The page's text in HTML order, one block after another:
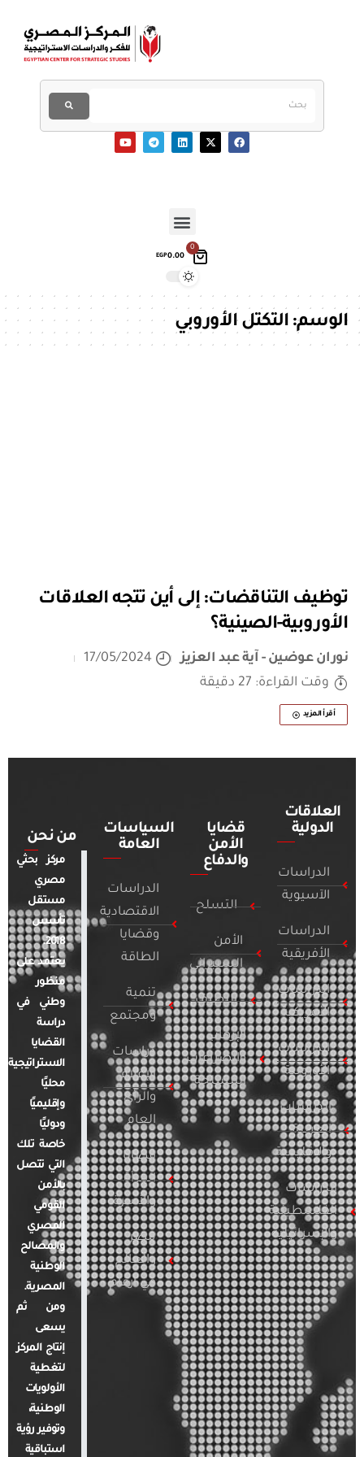
0
EGP0.00
الوسم:التكتل الأوروبي
توظيف التناقضات: إلى أين تتجه العلاقات
الأوروبية-الصينية؟
نوران عوضين - آية عبد العزيز
17/05/2024
وقت القراءة: 27 دقيقة
أقرأ المزيد
العلاقات
الدولية
الدراسات
الآسيوية
الدراسات
الأفريقية
الدراسات
الأمريكية
الدراسات
الأوروبية
الدراسات
العربية
والإقليمية
الدراسات
الفلسطينية
والإسرائيلية
قضايا
الأمن
والدفاع
التسلح
الأمن
السيبراني
التطرف
الإرهاب
والصراعات
المسلحة
السياسات
العامة
الدراسات
الاقتصادية
وقضايا
الطاقة
تنمية
ومجتمع
دراسات
الإعلام
والرأي
العام
قضايا
المرأة
والأسرة
مصر
والعالم
في أرقام
من نحن
مركز بحثي
مصري
مستقل
تأسس
2018.
يعتمد على
منظور
وطني في
دراسة
القضايا
الاستراتيجية
محليًا
وإقليميًا
ودوليًا
خاصة تلك
التي تتصل
بالأمن
القومي
المصري
والمصالح
الوطنية
المصرية.
ومن ثم
يسعى
إنتاج المركز
لتغطية
الأولويات
الوطنية،
وتوفير رؤية
استباقية